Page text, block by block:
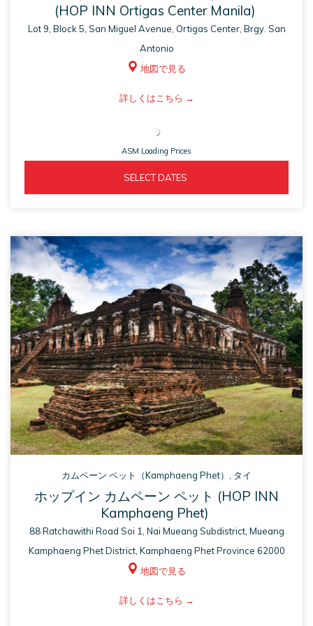
(HOP INN Ortigas Center Manila)
Lot 9, Block 5, San Miguel Avenue, Ortigas Center, Brgy. San
Antonio
地図で見る
詳しくはこちら
ASM
a
new
tab
ASM Loading Prices
  SELECT DATES
OPENS
A
NEW
TAB
カムペーン ペット（Kamphaeng Phet）, タイ
ホップイン カムペーン ペット (HOP INN
Kamphaeng Phet)
88 Ratchawithi Road Soi 1, Nai Mueang Subdistrict, Mueang
Kamphaeng Phet District, Kamphaeng Phet Province 62000
地図で見る
詳しくはこちら
ASM